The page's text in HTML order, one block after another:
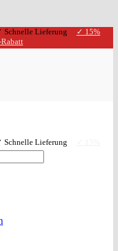
Schnelle Lieferung
✓ 15%
Schnelle Lieferung